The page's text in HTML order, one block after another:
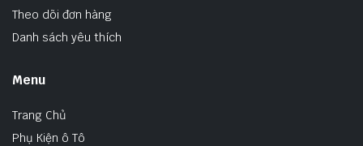
Theo dõi đơn hàng
Danh sách yêu thích
Menu
Trang Chủ
Phụ Kiện ô Tô